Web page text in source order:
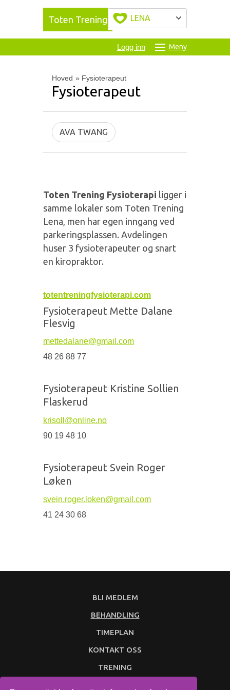
Toten Trening LENA
Logg inn Meny
Hoved » Fysioterapeut
Fysioterapeut
AVA TWANG
Toten Trening Fysioterapi ligger i
samme lokaler som Toten Trening
Lena, men har egen inngang ved
parkeringsplassen. Avdelingen
huser 3 fysioterapeuter og snart
en kiropraktor.
totentreningfysioterapi.com
Fysioterapeut Mette Dalane
Flesvig
mettedalane@gmail.com
48 26 88 77
Fysioterapeut Kristine Sollien
Flaskerud
krisoll@online.no
90 19 48 10
Fysioterapeut Svein Roger
Løken
svein.roger.loken@gmail.com
41 24 30 68
BLI MEDLEM
BEHANDLING
TIMEPLAN
KONTAKT OSS
TRENING